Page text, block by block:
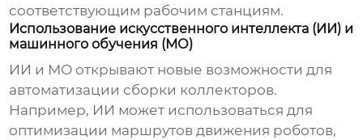
соответствующим рабочим станциям.
Использование искусственного интеллекта (ИИ) и
машинного обучения (МО)
ИИ и МО открывают новые возможности для
автоматизации сборки коллекторов.
Например, ИИ может использоваться для
оптимизации маршрутов движения роботов,